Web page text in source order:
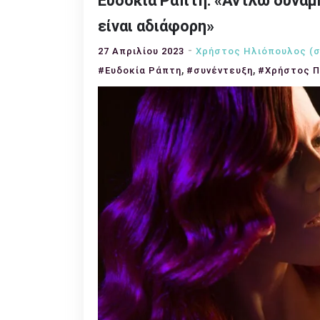
είναι αδιάφορη»
27 Απριλίου 2023 Χρήστος Ηλιόπουλος
#Ευδοκία Ράπτη, #συνέντευξη, #Χρήστος